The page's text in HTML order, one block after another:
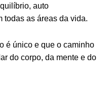
auto
todas as áreas da vida.
é único e que o caminho
do corpo, da mente e do